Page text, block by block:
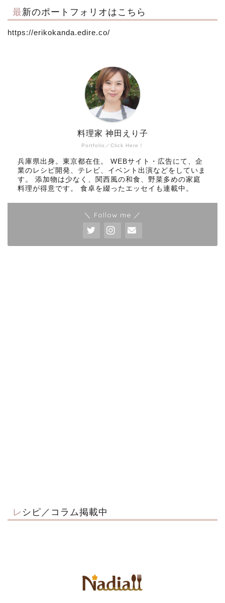
最新のポートフォリオはこちら
https://erikokanda.edire.co/
Portfolio／Click Here！
料理家 神田えり子
兵庫県出身。東京都在住。 WEBサイト・広告にて、企
業のレシピ開発、テレビ、イベント出演などをしていま
す。 添加物は少なく、関西風の和食、野菜多めの家庭
料理が得意です。 食卓を綴ったエッセイも連載中。
＼ Follow me ／
レシピ／コラム掲載中